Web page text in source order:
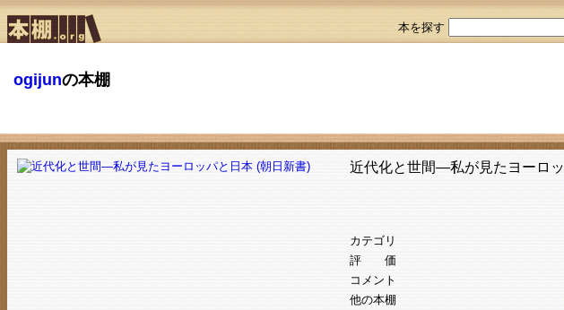
本を探す
ogijunの本棚
近代化と世間―私が見たヨーロ
カテゴリ
評 価
コメント
他の本棚